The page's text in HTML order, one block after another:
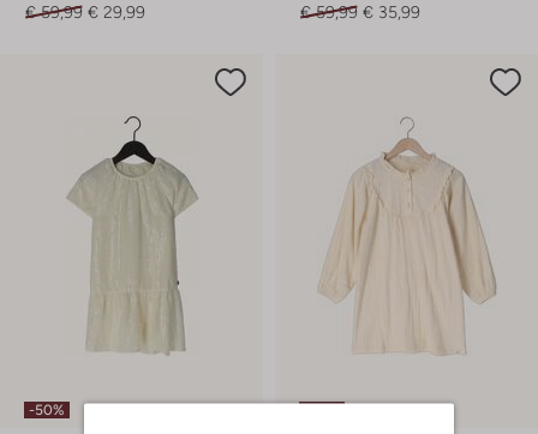
€ 59,99 € 29,99
€ 59,99 € 35,99
-50%